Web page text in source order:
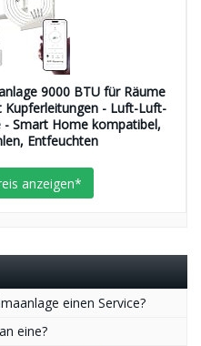
9000 BTU für Räume
Kupferleitungen - Luft-Luft-
Smart Home kompatibel,
Entfeuchten
anzeigen*
einen Service?
eine?